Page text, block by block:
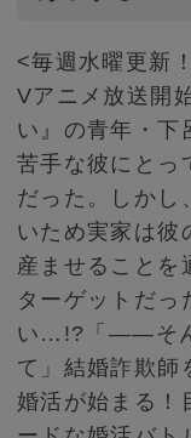
<毎週水曜更新
Vアニメ放送開
い』の青年・下
苦手な彼にとっ
だった。しかし
いため実家は彼
産ませることを
ターゲットだっ
い…!?「――そん
て」結婚詐欺師
婚活が始まる